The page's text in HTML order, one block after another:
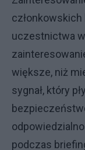
członkowskich
uczestnictwa
większe, niż
sygnał, który
podczas